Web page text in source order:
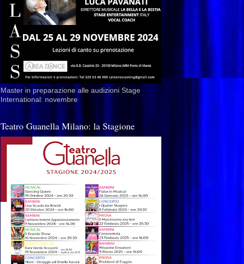
Master in preparazione alle audizioni Stage
International: novembre
Teatro Guanella Milano: la Stagione